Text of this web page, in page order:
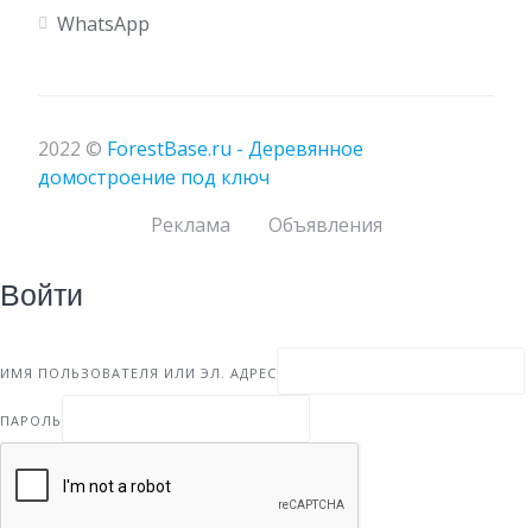
WhatsApp
2022 © ForestBase.ru - Деревянное
домостроение под ключ
Реклама
Объявления
Войти
ИМЯ ПОЛЬЗОВАТЕЛЯ ИЛИ ЭЛ. АДРЕС
ПАРОЛЬ